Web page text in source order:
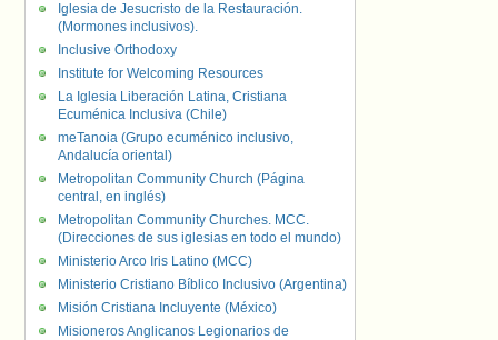
Iglesia de Jesucristo de la Restauración.
(Mormones inclusivos).
Inclusive Orthodoxy
Institute for Welcoming Resources
La Iglesia Liberación Latina, Cristiana
Ecuménica Inclusiva (Chile)
meTanoia (Grupo ecuménico inclusivo,
Andalucía oriental)
Metropolitan Community Church (Página
central, en inglés)
Metropolitan Community Churches. MCC.
(Direcciones de sus iglesias en todo el mundo)
Ministerio Arco Iris Latino (MCC)
Ministerio Cristiano Bíblico Inclusivo (Argentina)
Misión Cristiana Incluyente (México)
Misioneros Anglicanos Legionarios de